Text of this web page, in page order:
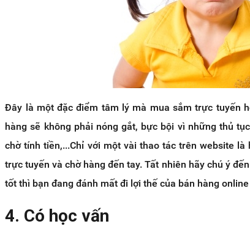
Đây là một đặc điểm tâm lý mà mua sắm trực tuyến
hàng sẽ không phải nóng gắt, bực bội vì những thủ
chờ tính tiền,...Chỉ với một vài thao tác trên website
trực tuyến và chờ hàng đến tay. Tất nhiên hãy chú ý
tốt thì bạn đang đánh mất đi lợi thế của bán hàng
4. Có học vấn